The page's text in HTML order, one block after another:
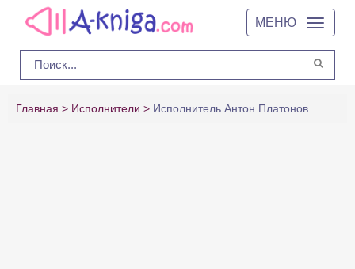
МЕНЮ
Главная Исполнители Исполнитель Антон Платонов